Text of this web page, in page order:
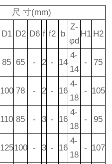
尺 寸(mm)
D1 D2 D6 f f2 b
Z-
φd
H1 H2
85 65 - 2 - 14
4-
14
- 75
100 78 - 2 - 16
4-
18
- 105
110 85 - 3 - 16
4-
18
- 95
125100 - 3 - 16
4-
18
- 107